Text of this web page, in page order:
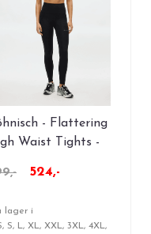
- Flattering
Waist Tights -
524,-
lager i
S, L, XL, XXL, 3XL, 4XL,